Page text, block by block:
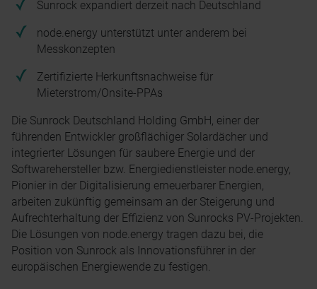
Sunrock expandiert derzeit nach Deutschland
node.energy unterstützt unter anderem bei
Messkonzepten
Zertifizierte Herkunftsnachweise für
Mieterstrom/Onsite-PPAs
Die Sunrock Deutschland Holding GmbH, einer der
führenden Entwickler großflächiger Solardächer und
integrierter Lösungen für saubere Energie und der
Softwarehersteller bzw. Energiedienstleister node.energy,
Pionier in der Digitalisierung erneuerbarer Energien,
arbeiten zukünftig gemeinsam an der Steigerung und
Aufrechterhaltung der Effizienz von Sunrocks PV-Projekten.
Die Lösungen von node.energy tragen dazu bei, die
Position von Sunrock als Innovationsführer in der
europäischen Energiewende zu festigen.